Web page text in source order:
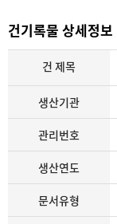
건기록물 상세정보
건 제목
생산기관
관리번호
생산연도
문서유형